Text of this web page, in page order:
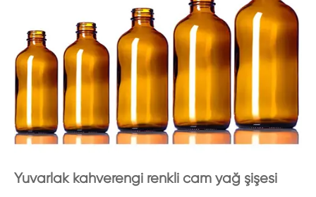
Yuvarlak kahverengi renkli cam yağ şişesi